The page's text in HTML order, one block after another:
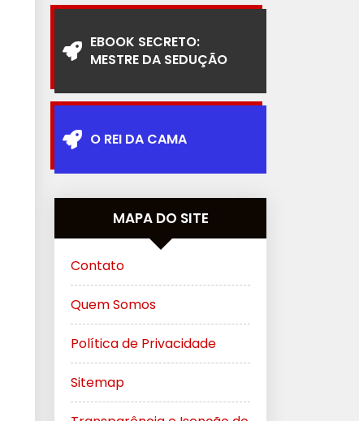
EBOOK SECRETO:
MESTRE DA SEDUÇÃO
O REI DA CAMA
MAPA DO SITE
Contato
Quem Somos
Política de Privacidade
Sitemap